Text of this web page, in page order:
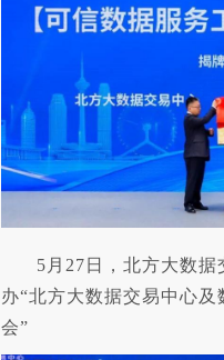
5月27日，北方大数
办“北方大数据交易中心
会”